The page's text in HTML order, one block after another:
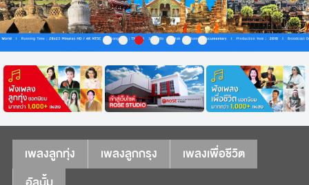
เพลงลูกทุ่ง เพลงลูกกรุง
เพลงเพื่อชีวิต